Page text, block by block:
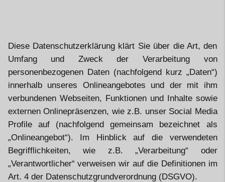
Diese Datenschutzerklärung klärt Sie über die Art, den
Umfang und Zweck der Verarbeitung von
personenbezogenen Daten (nachfolgend kurz „Daten“)
innerhalb unseres Onlineangebotes und der mit ihm
verbundenen Webseiten, Funktionen und Inhalte sowie
externen Onlinepräsenzen, wie z.B. unser Social Media
Profile auf (nachfolgend gemeinsam bezeichnet als
„Onlineangebot“). Im Hinblick auf die verwendeten
Begrifflichkeiten, wie z.B. „Verarbeitung“ oder
„Verantwortlicher“ verweisen wir auf die Definitionen im
Art. 4 der Datenschutzgrundverordnung (DSGVO).